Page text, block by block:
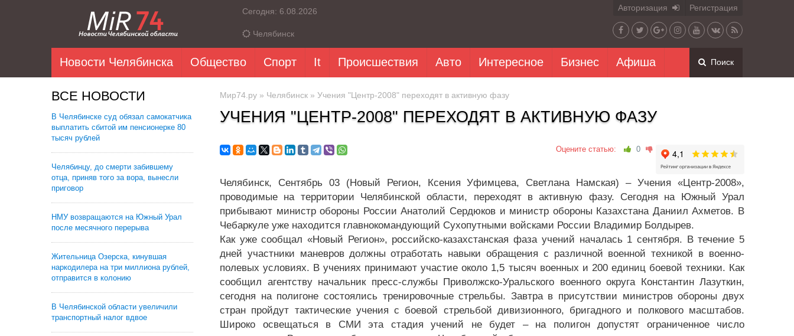
Сегодня: 6.08.2026
Челябинск
Авторизация Регистрация
Новости Челябинска Общество Спорт It Происшествия Авто Интересное Бизнес Афиша Поиск
ВСЕ НОВОСТИ
В Челябинске суд обязал самокатчика
выплатить сбитой им пенсионерке 80
тысяч рублей
Челябинцу, до смерти забившему
отца, приняв того за вора, вынесли
приговор
НМУ возвращаются на Южный Урал
после месячного перерыва
Жительница Озерска, кинувшая
наркодилера на три миллиона рублей,
отправится в колонию
В Челябинской области увеличили
транспортный налог вдвое
Мир74.ру » Челябинск » Учения "Центр-2008" переходят в активную фазу
УЧЕНИЯ "ЦЕНТР-2008" ПЕРЕХОДЯТ В АКТИВНУЮ ФАЗУ
Оцените статью: 0
Челябинск, Сентябрь 03 (Новый Регион, Ксения Уфимцева, Светлана Намская) – Учения «Центр-2008»,
проводимые на территории Челябинской области, переходят в активную фазу. Сегодня на Южный Урал
прибывают министр обороны России Анатолий Сердюков и министр обороны Казахстана Даниил Ахметов. В
Чебаркуле уже находится главнокомандующий Сухопутными войсками России Владимир Болдырев.
Как уже сообщал «Новый Регион», российско-казахстанская фаза учений началась 1 сентября. В течение 5
дней участники маневров должны отработать навыки обращения с различной военной техникой в военно-
полевых условиях. В учениях принимают участие около 1,5 тысяч военных и 200 единиц боевой техники. Как
сообщил агентству начальник пресс-службы Приволжско-Уральского военного округа Константин Лазуткин,
сегодня на полигоне состоялись тренировочные стрельбы. Завтра в присутствии министров обороны двух
стран пройдут тактические учения с боевой стрельбой дивизионного, бригадного и полкового масштабов.
Широко освещаться в СМИ эта стадия учений не будет – на полигон допустят ограниченное число